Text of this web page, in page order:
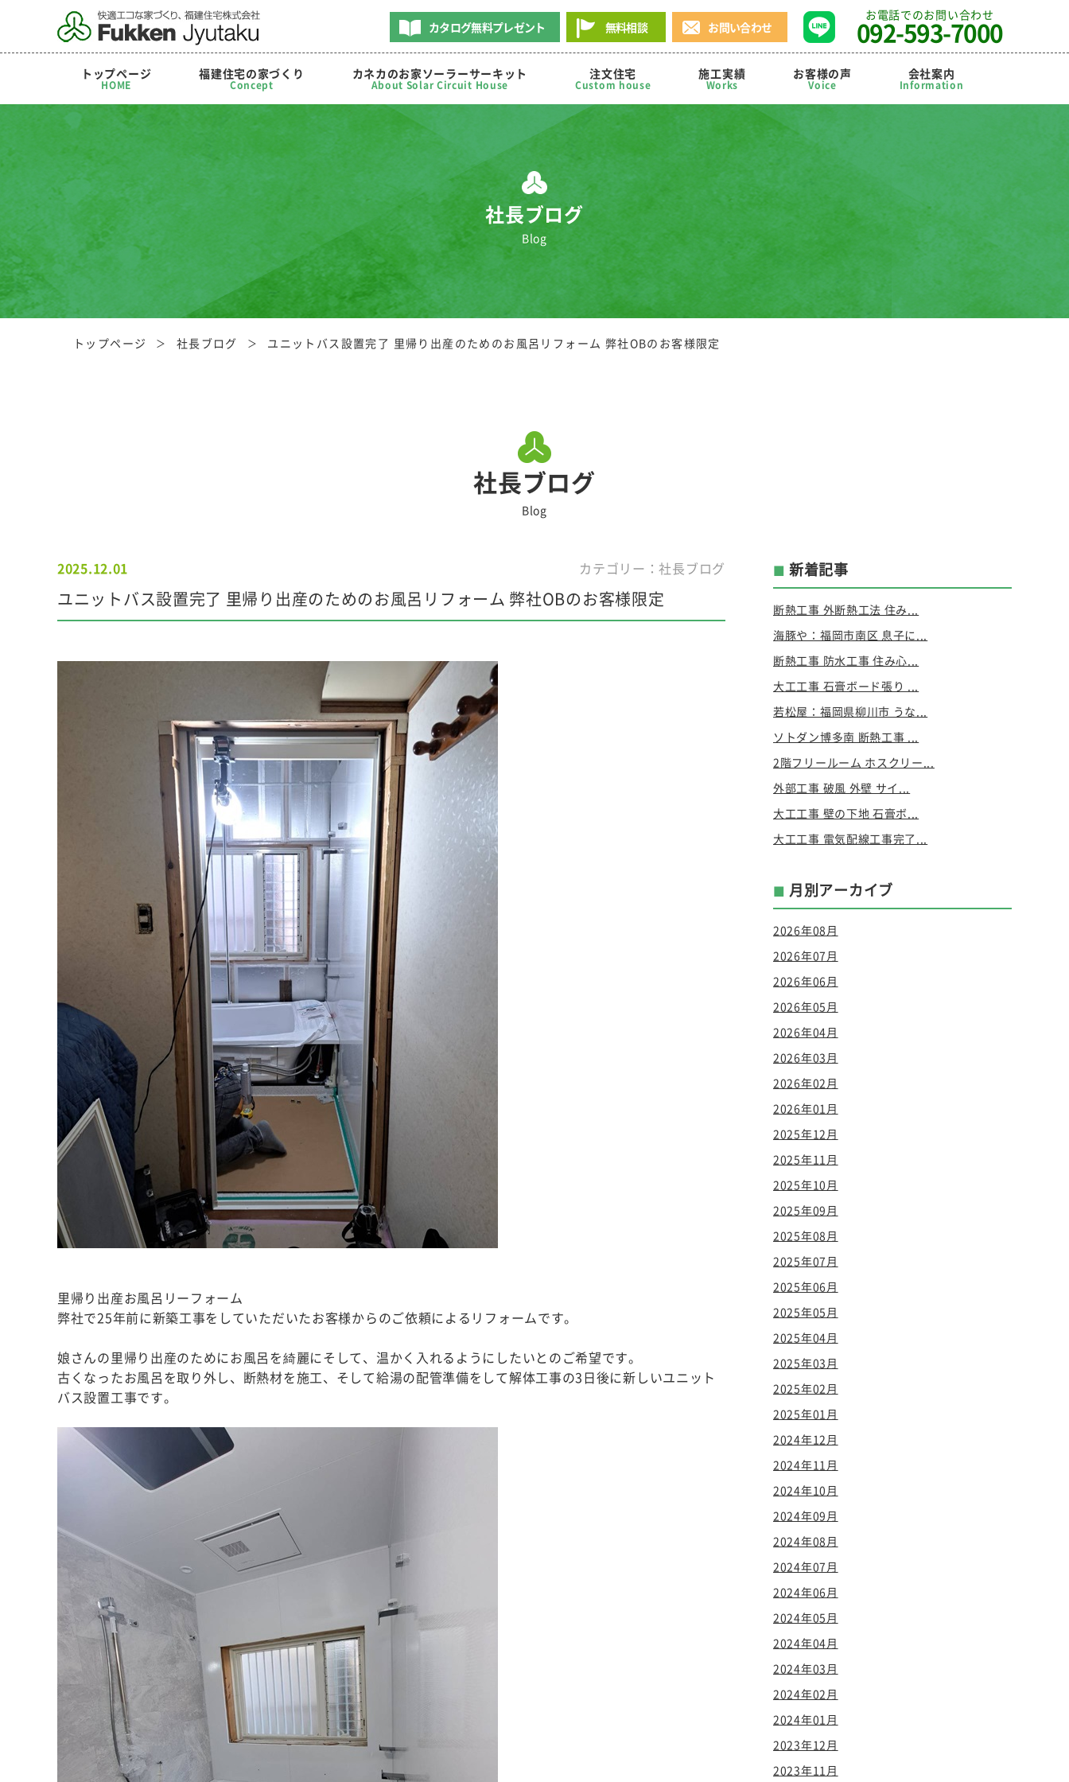
カタログ無料プレゼント 無料相談 お問い合わせ
お電話でのお問い合わせ
092-593-7000
トップページ
HOME
福建住宅の家づくり
Concept
カネカのお家ソーラーサーキット
About Solar Circuit House
注文住宅
Custom house
施工実績
Works
お客様の声
Voice
会社案内
Information
社長ブログ
Blog
トップページ 社長ブログ ユニットバス設置完了 里帰り出産のためのお風呂リフォーム 弊社OBのお客様限定
社長ブログ
Blog
2025.12.01 カテゴリー：社長ブログ
ユニットバス設置完了 里帰り出産のためのお風呂リフォーム 弊社OBのお客様限定
里帰り出産お風呂リーフォーム
弊社で25年前に新築工事をしていただいたお客様からのご依頼によるリフォームです。
娘さんの里帰り出産のためにお風呂を綺麗にそして、温かく入れるようにしたいとのご希望です。
古くなったお風呂を取り外し、断熱材を施工、そして給湯の配管準備をして解体工事の3日後に新しいユニット
バス設置工事です。
新着記事
断熱工事 外断熱工法 住み...
海豚や：福岡市南区 息子に...
断熱工事 防水工事 住み心...
大工工事 石膏ボード張り ...
若松屋：福岡県柳川市 うな...
ソトダン博多南 断熱工事 ...
2階フリールーム ホスクリー...
外部工事 破風 外壁 サイ...
大工工事 壁の下地 石膏ボ...
大工工事 電気配線工事完了...
月別アーカイブ
2026年08月
2026年07月
2026年06月
2026年05月
2026年04月
2026年03月
2026年02月
2026年01月
2025年12月
2025年11月
2025年10月
2025年09月
2025年08月
2025年07月
2025年06月
2025年05月
2025年04月
2025年03月
2025年02月
2025年01月
2024年12月
2024年11月
2024年10月
2024年09月
2024年08月
2024年07月
2024年06月
2024年05月
2024年04月
2024年03月
2024年02月
2024年01月
2023年12月
2023年11月